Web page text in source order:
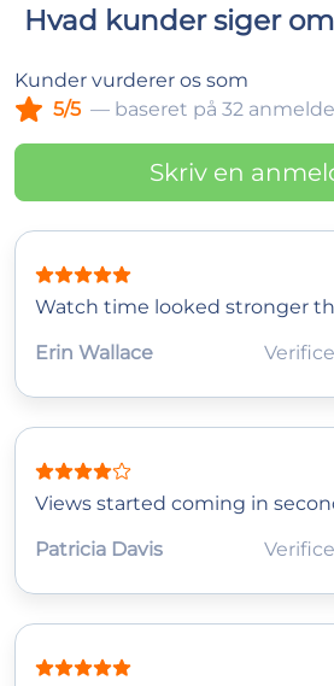
Hvad kunder siger
Kunder vurderer os som
5/5 — baseret på 32
Skriv en
Watch time looked stronger
Erin Wallace
Views started coming in
Patricia Davis